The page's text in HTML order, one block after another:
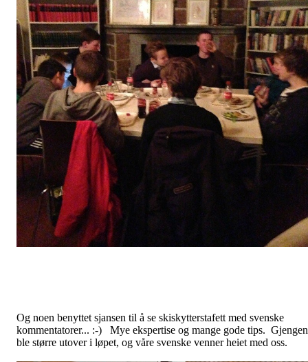
Og noen benyttet sjansen til å se skiskytterstafett med svenske
kommentatorer... :-) Mye ekspertise og mange gode tips. Gjengen
ble større utover i løpet, og våre svenske venner heiet med oss.